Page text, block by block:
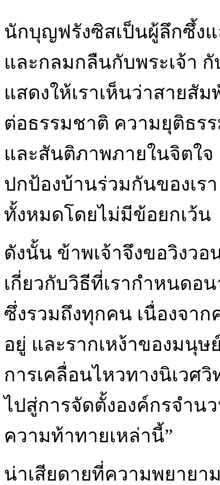
นักบุญฟรังซิสเป็นผู้ลึกซึ้งแ
และกลมกลืนกับพระเจ้า
แสดงให้เราเห็นว่าสายสั
ต่อธรรมชาติ ความยุติธร
และสันติภาพภายในจิตใจ
ปกป้องบ้านร่วมกันของเร
ทั้งหมดโดยไม่มีข้อยกเว้น
ดังนั้น ข้าพเจ้าจึงขอวิงว
เกี่ยวกับวิธีที่เรากำหนดอ
ซึ่งรวมถึงทุกคน เนื่องจา
อยู่ และรากเหง้าของมนุ
การเคลื่อนไหวทางนิเวศ
ไปสู่การจัดตั้งองค์กรจำน
ความท้าทายเหล่านี้”
น่าเสียดายที่ความพยายา